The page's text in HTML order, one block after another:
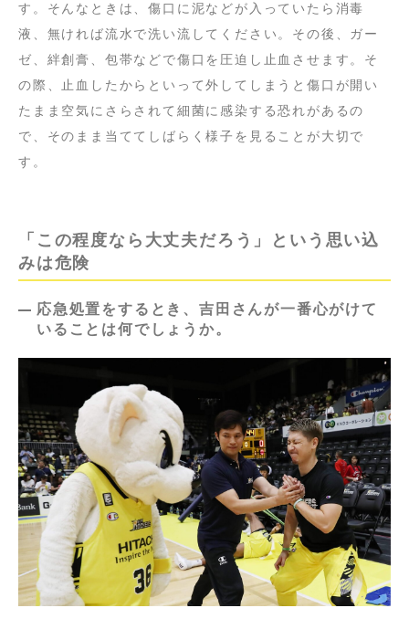
す。そんなときは、傷口に泥などが入っていたら消毒
液、無ければ流水で洗い流してください。その後、ガー
ゼ、絆創膏、包帯などで傷口を圧迫し止血させます。そ
の際、止血したからといって外してしまうと傷口が開い
たまま空気にさらされて細菌に感染する恐れがあるの
で、そのまま当ててしばらく様子を見ることが大切で
す。
「この程度なら大丈夫だろう」という思い込
みは危険
応急処置をするとき、吉田さんが一番心がけて
いることは何でしょうか。